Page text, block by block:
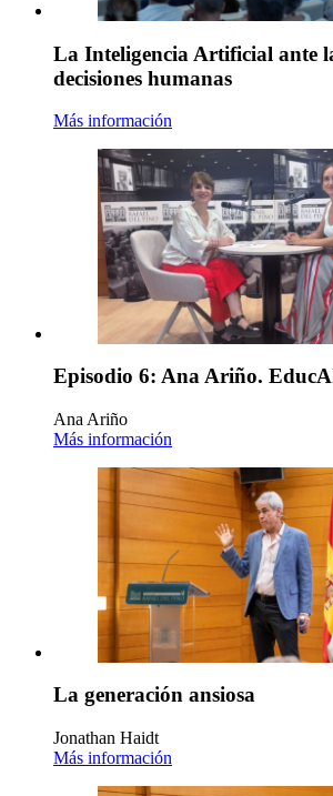
La Inteligencia Artificial ante
decisiones humanas
Más información
Episodio 6: Ana Ariño.
Ana Ariño
Más información
La generación ansiosa
Jonathan Haidt
Más información